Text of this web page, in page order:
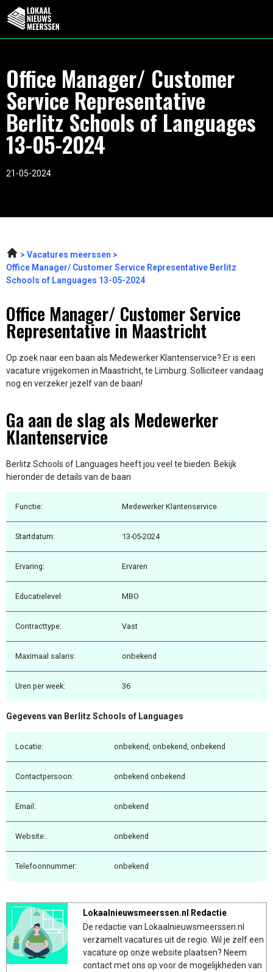
Office Manager/ Customer
Service Representative
Berlitz Schools of Languages
13-05-2024
21-05-2024
Vacatures meerssen
Office Manager/ Customer Service Representative Berlitz
Schools of Languages 13-05-2024
Office Manager/ Customer Service
Representative in Maastricht
Op zoek naar een baan als Medewerker Klantenservice? Er is een
vacature vrijgekomen in Maastricht, te Limburg. Solliciteer vandaag
nog en verzeker jezelf van de baan!
Ga aan de slag als Medewerker
Klantenservice
Berlitz Schools of Languages heeft jou veel te bieden. Bekijk
hieronder de details van de baan
Functie: Medewerker Klantenservice
Startdatum: 13-05-2024
Ervaring: Ervaren
Educatielevel: MBO
Contracttype: Vast
Maximaal salaris: onbekend
Uren per week: 36
Gegevens van Berlitz Schools of Languages
Locatie: onbekend, onbekend, onbekend
Contactpersoon: onbekend onbekend
Email: onbekend
Website: onbekend
Telefoonnummer: onbekend
Lokaalnieuwsmeerssen.nl Redactie
De redactie van Lokaalnieuwsmeerssen.nl
verzamelt vacatures uit de regio. Wil je zelf een
vacature op onze website plaatsen? Neem
contact met ons op voor de mogelijkheden van